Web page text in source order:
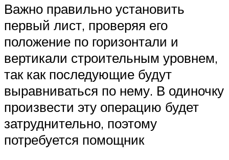
Важно правильно установить
первый лист, проверяя его
положение по горизонтали и
вертикали строительным уровнем,
так как последующие будут
выравниваться по нему. В одиночку
произвести эту операцию будет
затруднительно, поэтому
потребуется помощник